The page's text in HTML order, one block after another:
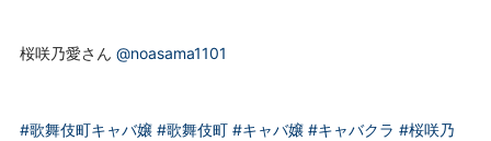
桜咲乃愛さん @noasama1101
#歌舞伎町キャバ嬢 #歌舞伎町 #キャバ嬢 #キャバクラ #桜咲乃